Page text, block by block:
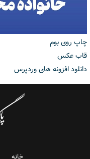
چاپ روی بوم
قاب عکس
دانلود افزونه های وردپرس
خانه